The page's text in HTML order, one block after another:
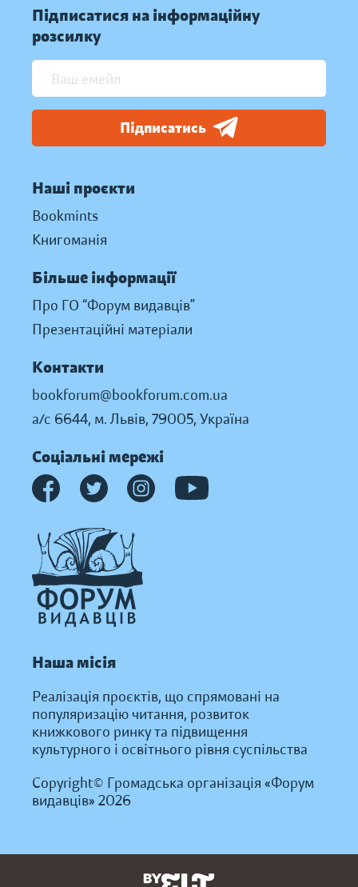
Підписатися на інформаційну
розсилку
Підписатись
Наші проєкти
Bookmints
Книгоманія
Більше інформації
Про ГО “Форум видавців”
Презентаційні матеріали
Контакти
bookforum@bookforum.com.ua
а/с 6644, м. Львів, 79005, Україна
Соціальні мережі
Наша місія
Реалізація проєктів, що спрямовані на
популяризацію читання, розвиток
книжкового ринку та підвищення
культурного і освітнього рівня суспільства
Copyright© Громадська організація «Форум
видавців» 2026